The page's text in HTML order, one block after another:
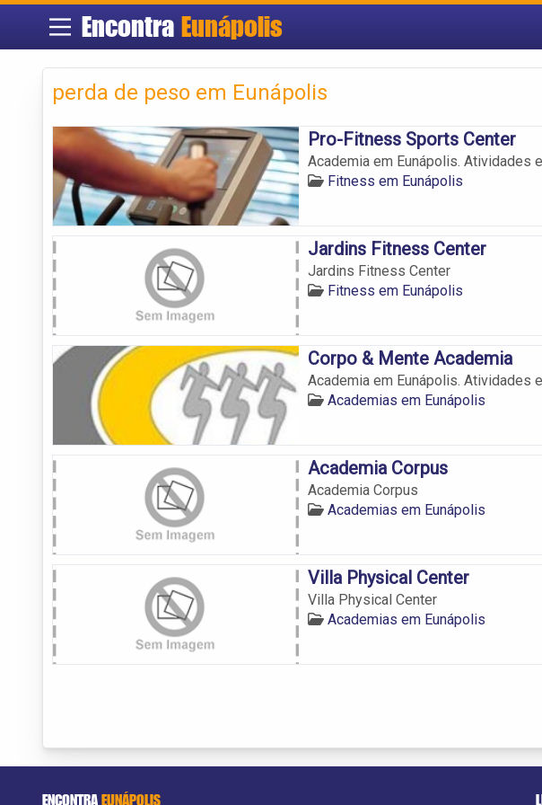
Encontra Eunápolis
perda de peso em Eunápolis
Pro-Fitness Sports Center
Academia em Eunápolis. Atividades
Fitness em Eunápolis
Jardins Fitness Center
Jardins Fitness Center
Fitness em Eunápolis
Corpo & Mente Academia
Academia em Eunápolis. Atividades
Academias em Eunápolis
Academia Corpus
Academia Corpus
Academias em Eunápolis
Villa Physical Center
Villa Physical Center
Academias em Eunápolis
ENCONTRAEUNÁPOLIS